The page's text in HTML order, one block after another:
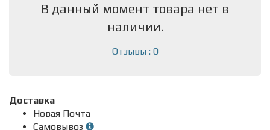
В данный момент товара нет в
наличии.
Отзывы : 0
Доставка
Новая Почта
Самовывоз